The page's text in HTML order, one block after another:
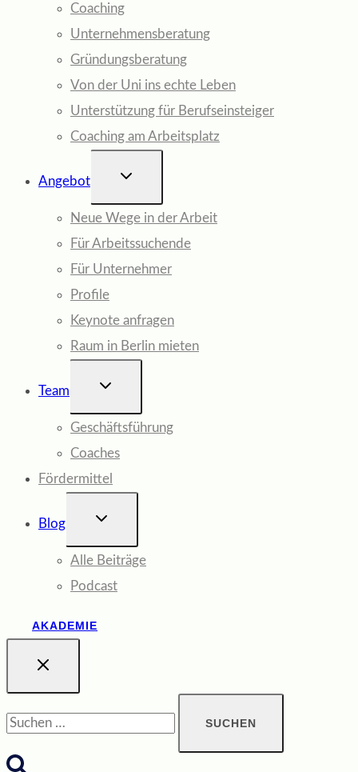
Coaching
Unternehmensberatung
Gründungsberatung
Von der Uni ins echte Leben
Unterstützung für Berufseinsteiger
Coaching am Arbeitsplatz
Angebot
UNTERMENÜ
Neue Wege in der Arbeit
Für Arbeitssuchende
Für Unternehmer
Profile
Keynote anfragen
Raum in Berlin mieten
Team
UNTERMENÜ
Geschäftsführung
Coaches
Fördermittel
Blog
UNTERMENÜ
Alle Beiträge
Podcast
AKADEMIE
nach: